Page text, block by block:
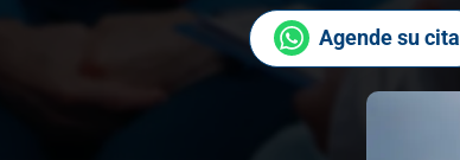
Agende su cita